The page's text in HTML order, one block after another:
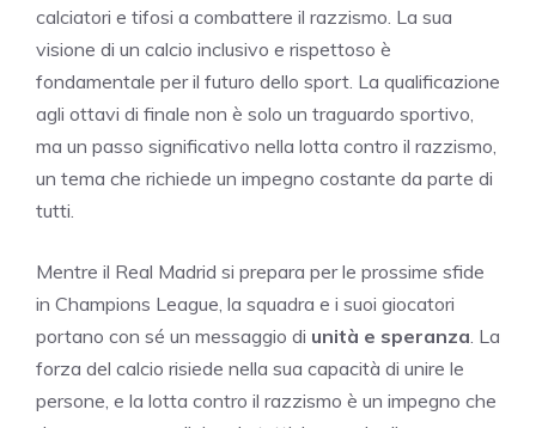
calciatori e tifosi a combattere il razzismo. La sua
visione di un calcio inclusivo e rispettoso è
fondamentale per il futuro dello sport. La qualificazione
agli ottavi di finale non è solo un traguardo sportivo,
ma un passo significativo nella lotta contro il razzismo,
un tema che richiede un impegno costante da parte di
tutti.
Mentre il Real Madrid si prepara per le prossime sfide
in Champions League, la squadra e i suoi giocatori
portano con sé un messaggio di unità e speranza . La
forza del calcio risiede nella sua capacità di unire le
persone, e la lotta contro il razzismo è un impegno che